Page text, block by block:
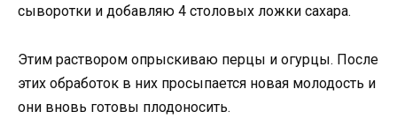
сыворотки и добавляю 4 столовых ложки сахара.
Этим раствором опрыскиваю перцы и огурцы. После
этих обработок в них просыпается новая молодость и
они вновь готовы плодоносить.